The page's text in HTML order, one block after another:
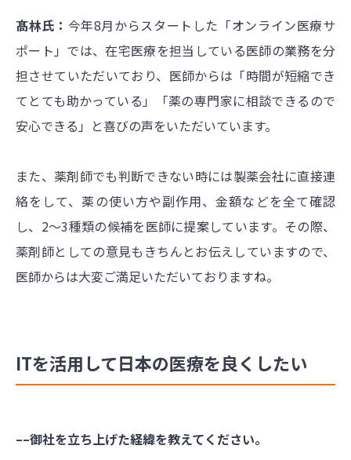
髙林氏： 今年8月からスタートした「オンライン医療サ
ポート」では、在宅医療を担当している医師の業務を分
担させていただいており、医師からは「時間が短縮でき
てとても助かっている」「薬の専門家に相談できるので
安心できる」と喜びの声をいただいています。
また、薬剤師でも判断できない時には製薬会社に直接連
絡をして、薬の使い方や副作用、金額などを全て確認
し、2～3種類の候補を医師に提案しています。その際、
薬剤師としての意見もきちんとお伝えしていますので、
医師からは大変ご満足いただいておりますね。
ITを活用して日本の医療を良くしたい
––御社を立ち上げた経緯を教えてください。